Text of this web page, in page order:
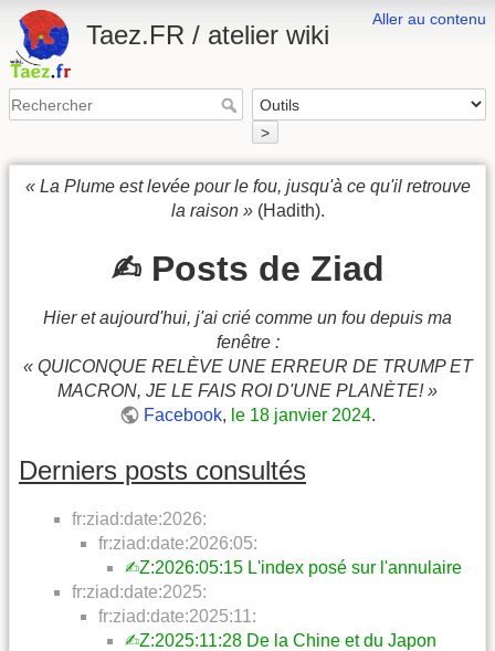
Aller au contenu
Taez.FR / atelier wiki
>
« La Plume est levée pour le fou, jusqu'à ce qu'il retrouve
la raison »(Hadith).
✍︎ Posts de Ziad
Hier et aujourd'hui, j'ai crié comme un fou depuis ma
fenêtre :
« QUICONQUE RELÈVE UNE ERREUR DE TRUMP ET
MACRON, JE LE FAIS ROI D'UNE PLANÈTE! »
Facebook, le 18 janvier 2024.
Derniers posts consultés
fr:ziad:date:2026:
fr:ziad:date:2026:05:
✍︎Z:2026:05:15 L'index posé sur l'annulaire
fr:ziad:date:2025:
fr:ziad:date:2025:11:
✍︎Z:2025:11:28 De la Chine et du Japon